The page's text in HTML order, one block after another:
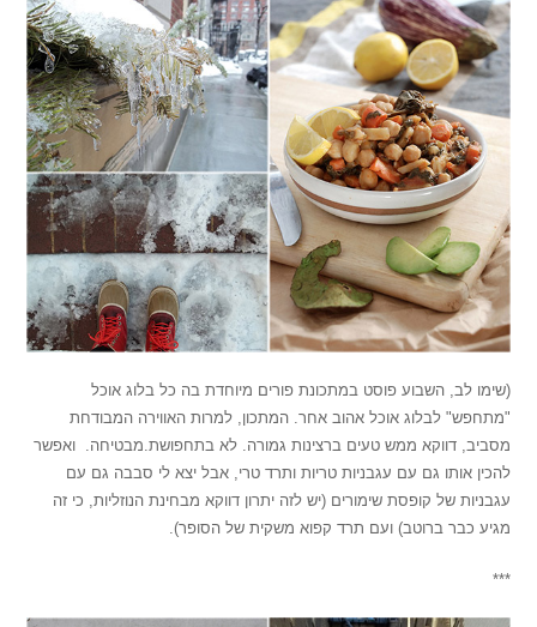
(שימו לב, השבוע פוסט במתכונת פורים מיוחדת בה כל בלוג אוכל
"מתחפש" לבלוג אוכל אהוב אחר. המתכון, למרות האווירה המבודחת
מסביב, דווקא ממש טעים ברצינות גמורה. לא בתחפושת.מבטיחה. ואפשר
להכין אותו גם עם עגבניות טריות ותרד טרי, אבל יצא לי סבבה גם עם
עגבניות של קופסת שימורים (יש לזה יתרון דווקא מבחינת הנוזליות, כי זה
מגיע כבר ברוטב) ועם תרד קפוא משקית של הסופר).
***